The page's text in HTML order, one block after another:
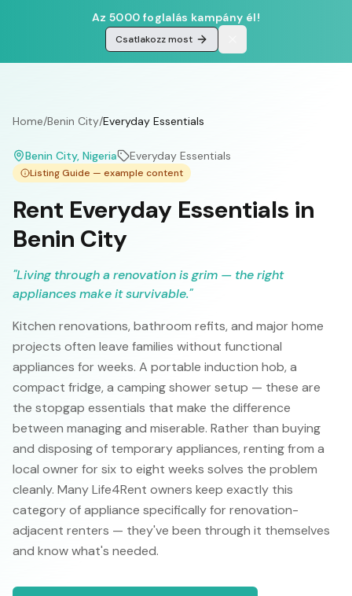
Az 5000 foglalás kampány él!
Csatlakozz most
Home/Benin City/Everyday Essentials
Benin City, Nigeria Everyday Essentials
Listing Guide — example content
Rent Everyday Essentials in
Benin City
"Living through a renovation is grim — the right
appliances make it survivable."
Kitchen renovations, bathroom refits, and major home
projects often leave families without functional
appliances for weeks. A portable induction hob, a
compact fridge, a camping shower setup — these are
the stopgap essentials that make the difference
between managing and miserable. Rather than buying
and disposing of temporary appliances, renting from a
local owner for six to eight weeks solves the problem
cleanly. Many Life4Rent owners keep exactly this
category of appliance specifically for renovation-
adjacent renters — they've been through it themselves
and know what's needed.